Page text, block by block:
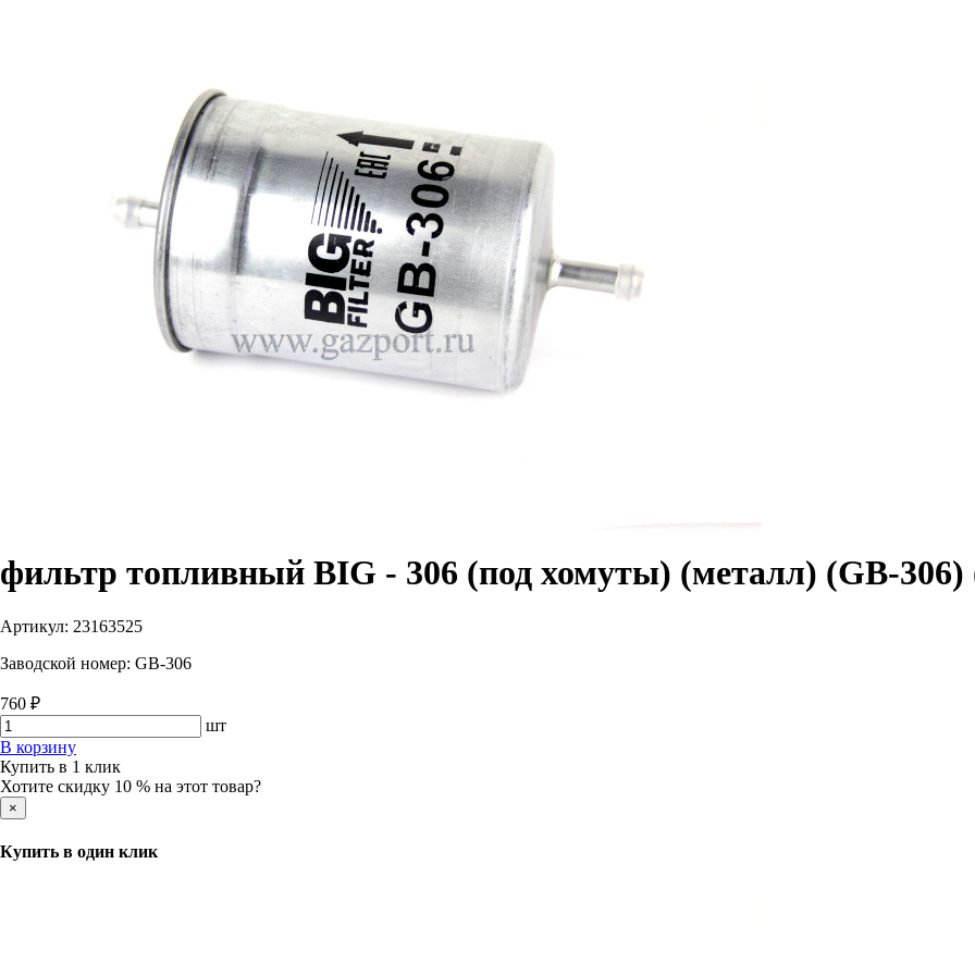
фильтр топливный BIG - 306 (под хомуты) (металл) (GB-
Артикул: 23163525
Заводской номер: GB-306
760 ₽
шт
В корзину
Купить в 1 клик
Хотите скидку 10 % на этот товар?
×
Купить в один клик